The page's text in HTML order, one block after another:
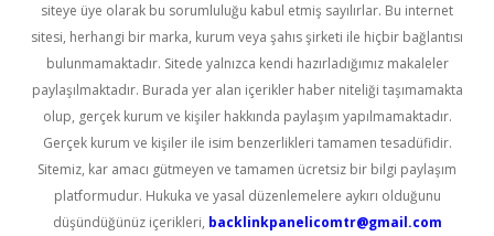
siteye üye olarak bu sorumluluğu kabul etmiş sayılırlar. Bu internet
sitesi, herhangi bir marka, kurum veya şahıs şirketi ile hiçbir bağlantısı
bulunmamaktadır. Sitede yalnızca kendi hazırladığımız makaleler
paylaşılmaktadır. Burada yer alan içerikler haber niteliği taşımamakta
olup, gerçek kurum ve kişiler hakkında paylaşım yapılmamaktadır.
Gerçek kurum ve kişiler ile isim benzerlikleri tamamen tesadüfidir.
Sitemiz, kar amacı gütmeyen ve tamamen ücretsiz bir bilgi paylaşım
platformudur. Hukuka ve yasal düzenlemelere aykırı olduğunu
düşündüğünüz içerikleri, backlinkpanelicomtr@gmail.com